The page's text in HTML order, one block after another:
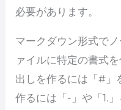
必要があります。
マークダウン形式で
ァイルに特定の書式
出しを作るには「#」
作るには「-」や「1.